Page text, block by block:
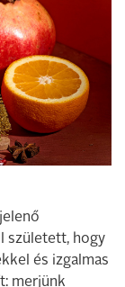
született, hogy
és izgalmas
merjünk